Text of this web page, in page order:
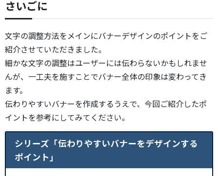
さいごに
文字の調整方法をメインにバナーデザインのポイントをご
紹介させていただきました。
細かな文字の調整はユーザーには伝わらないかもしれませ
んが、一工夫を施すことでバナー全体の印象は変わってき
ます。
伝わりやすいバナーを作成するうえで、今回ご紹介したポ
イントを参考にしてみてください。
シリーズ「伝わりやすいバナーをデザインする
ポイント」